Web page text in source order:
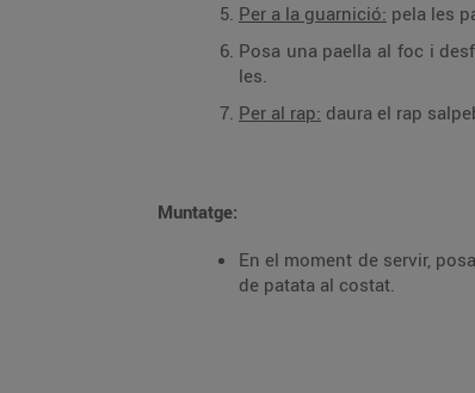
Per a la guarnició: pela les
Posa una paella al foc i
les.
Per al rap: daura el rap
Muntatge:
En el moment de servir,
de patata al costat.